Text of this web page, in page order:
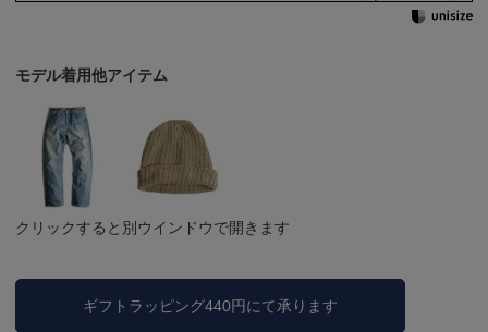
モデル着用他アイテム
クリックすると別ウインドウで開きます
ギフトラッピング440円にて承ります